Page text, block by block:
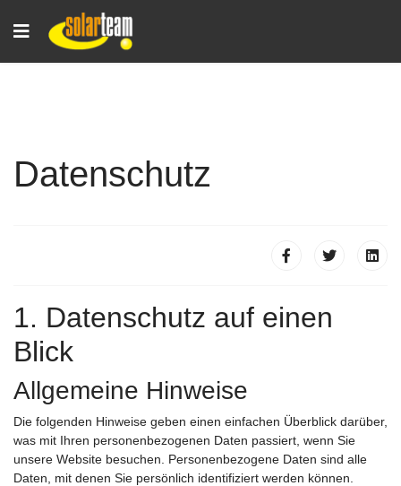
Datenschutz
1. Datenschutz auf einen
Blick
Allgemeine Hinweise
Die folgenden Hinweise geben einen einfachen Überblick darüber,
was mit Ihren personenbezogenen Daten passiert, wenn Sie
unsere Website besuchen. Personenbezogene Daten sind alle
Daten, mit denen Sie persönlich identifiziert werden können.